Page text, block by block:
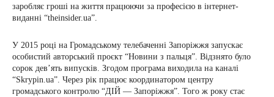
заробляє гроші на життя працюючи за професією в інтернет-
виданні “theinsider.ua”.
У 2015 році на Громадському телебаченні Запоріжжя запускає
особистий авторський проєкт “Новини з пальця”. Відзнято було
сорок дев’ять випусків. Згодом програма виходила на каналі
“Skrypin.uа”. Через рік працює координатором центру
громадського контролю “ДІЙ — Запоріжжя”. Того ж року стає